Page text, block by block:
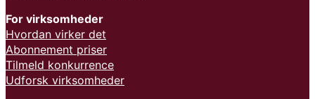
For virksomheder
Hvordan virker det
Abonnement priser
Tilmeld konkurrence
Udforsk virksomheder